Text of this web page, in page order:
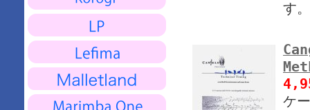
す。
ケ